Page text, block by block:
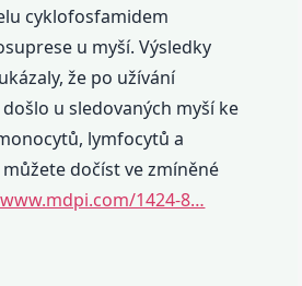
cyklofosfamidem
u myší. Výsledky
že po užívání
u sledovaných myší ke
lymfocytů a
dočíst ve zmíněné
1424-8…